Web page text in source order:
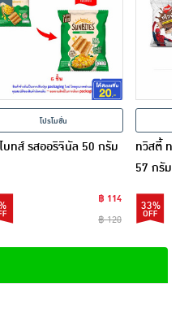
โปรโมชั่น
บทส์ รสออริจินัล 50 กรัม
฿ 114
฿ 120
ทวิสตี้ ท
57 กรัม
33%